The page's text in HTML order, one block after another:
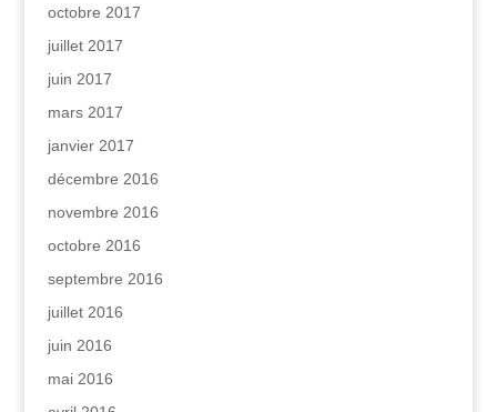
octobre 2017
juillet 2017
juin 2017
mars 2017
janvier 2017
décembre 2016
novembre 2016
octobre 2016
septembre 2016
juillet 2016
juin 2016
mai 2016